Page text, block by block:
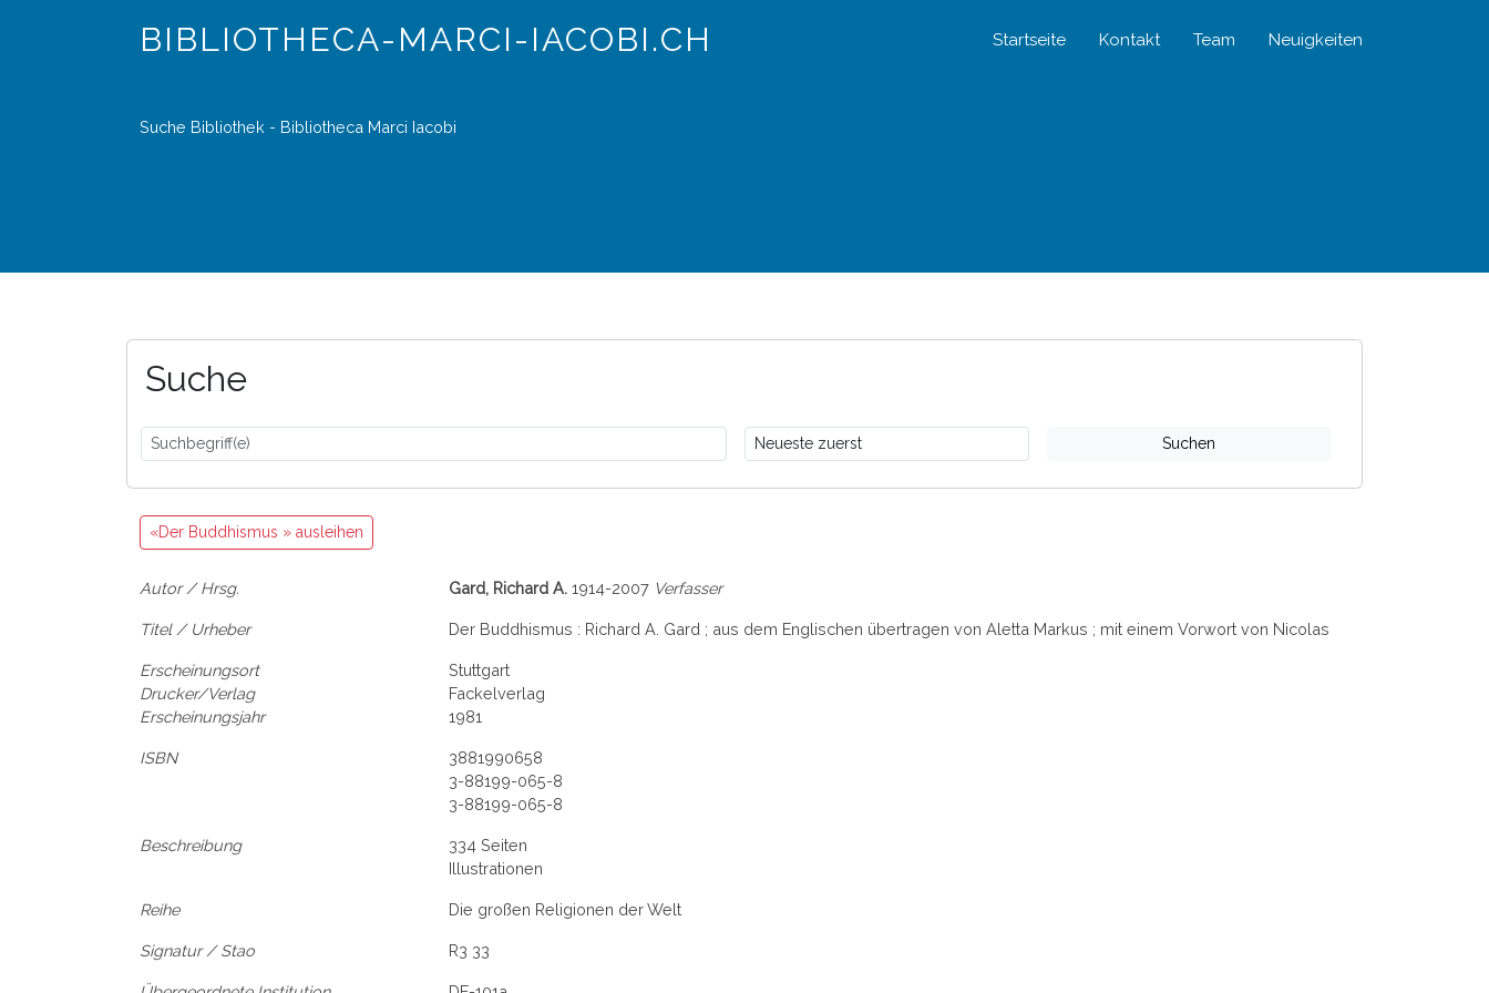
BIBLIOTHECA-MARCI-IACOBI.CH Startseite Kontakt Team Neuigkeiten
Suche Bibliothek - Bibliotheca Marci Iacobi
Suche
Suchen
«Der Buddhismus » ausleihen
Autor / Hrsg. Gard, Richard A. 1914-2007 Verfasser
Titel / Urheber Der Buddhismus : Richard A. Gard ; aus dem Englischen übertragen von Aletta Markus ; mit einem Vorwort von Nicolas
Erscheinungsort
Drucker/Verlag
Erscheinungsjahr
Stuttgart
Fackelverlag
1981
ISBN
3881990658
3-88199-065-8
3-88199-065-8
Beschreibung
334 Seiten
Illustrationen
Reihe Die großen Religionen der Welt
Signatur / Stao R3 33